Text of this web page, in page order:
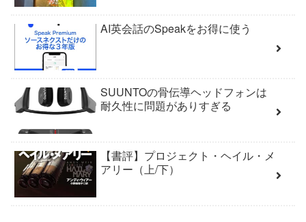
AI英会話のSpeakをお得に使う
SUUNTOの骨伝導ヘッドフォンは
耐久性に問題がありすぎる
【書評】プロジェクト・ヘイル・メ
アリー（上/下）